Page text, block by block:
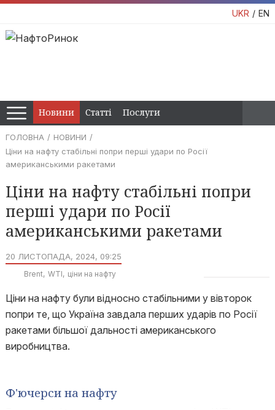
UKR EN
Новини Статті Послуги
ГОЛОВНА
НОВИНИ
Ціни на нафту стабільні попри перші удари по Росії
американськими ракетами
Ціни на нафту стабільні попри
перші удари по Росії
американськими ракетами
20 ЛИСТОПАДА, 2024, 09:25
Brent WTI ціни на нафту
Ціни на нафту були відносно стабільними у вівторок
попри те, що Україна завдала перших ударів по Росії
ракетами більшої дальності американського
виробництва.
Ф'ючерси на нафту